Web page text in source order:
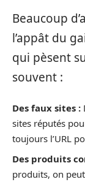
Beaucoup
l’appât du
qui pèsent
souvent :
Des faux sites :
sites réputés
toujours l’URL
Des produits
produits, on